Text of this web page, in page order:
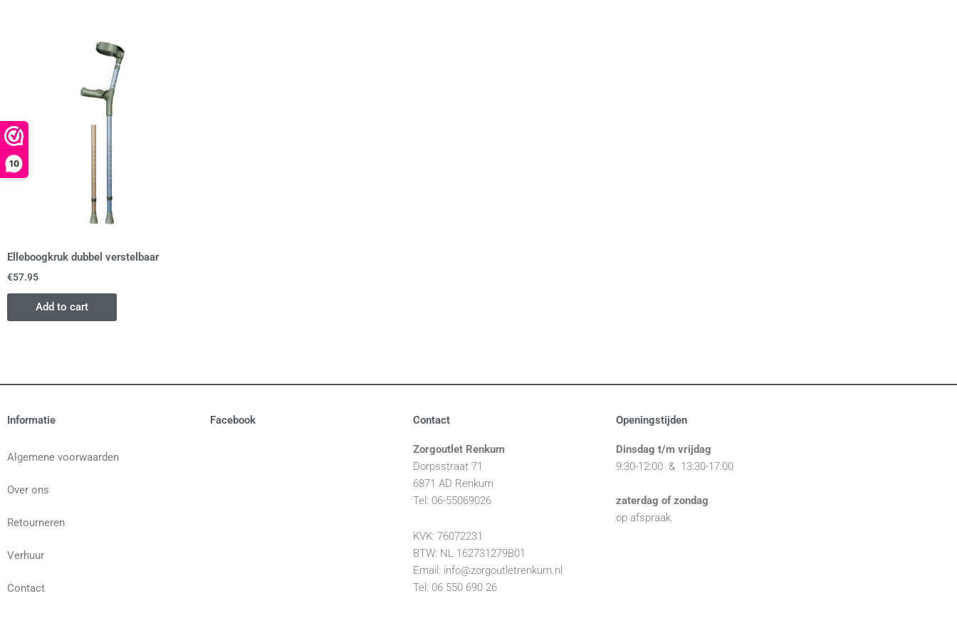
10
Elleboogkruk dubbel verstelbaar
€57.95
Add to cart
Informatie
Algemene voorwaarden
Over ons
Retourneren
Verhuur
Contact
Facebook Contact
Zorgoutlet Renkum
Dorpsstraat 71
6871 AD Renkum
Tel: 06-55069026
KVK: 76072231
BTW: NL 162731279B01
Email: info@zorgoutletrenkum.nl
Tel: 06 550 690 26
Openingstijden
Dinsdag t/m vrijdag
9:30-12:00 & 13:30-17:00
zaterdag of zondag
op afspraak.